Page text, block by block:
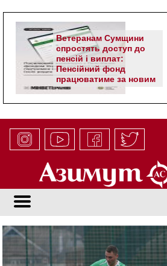
Ветеранам Сумщини
спростять доступ до
пенсій і виплат:
Пенсійний фонд
працюватиме за новим
алгоритмом